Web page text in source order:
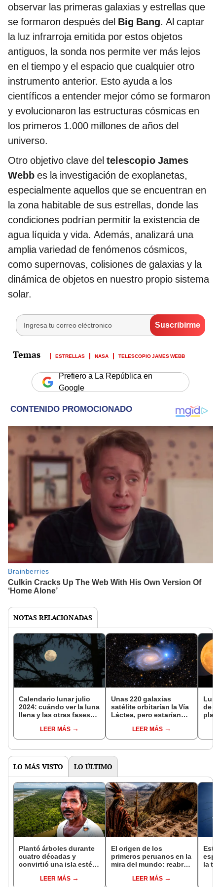
observar las primeras galaxias y estrellas que
se formaron después del Big Bang. Al captar
la luz infrarroja emitida por estos objetos
antiguos, la sonda nos permite ver más lejos
en el tiempo y el espacio que cualquier otro
instrumento anterior. Esto ayuda a los
científicos a entender mejor cómo se formaron
y evolucionaron las estructuras cósmicas en
los primeros 1.000 millones de años del
universo.
Otro objetivo clave del telescopio James
Webb es la investigación de exoplanetas,
especialmente aquellos que se encuentran en
la zona habitable de sus estrellas, donde las
condiciones podrían permitir la existencia de
agua líquida y vida. Además, analizará una
amplia variedad de fenómenos cósmicos,
como supernovas, colisiones de galaxias y la
dinámica de objetos en nuestro propio sistema
solar.
ESTRELLAS NASA TELESCOPIO JAMES WEBB
Prefiero a La República en
Google
NOTAS RELACIONADAS
Calendario lunar julio
2024: cuándo ver la luna
llena y las otras fases
LEER MÁS
Unas 220 galaxias
satélite orbitarían la Vía
Láctea, pero estarían
estudioLEER MÁS
de
LO MÁS VISTO LO ÚLTIMO
Plantó árboles durante
cuatro décadas y
convirtió una isla estéril
hoy supera casi seis
LEER MÁS
El origen de los
primeros peruanos en la
mira del mundo: reabren
habitantes más
LEER MÁS
la